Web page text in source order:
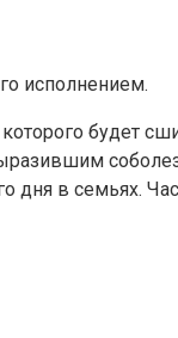
исполнением.
будет
дня в семьях.